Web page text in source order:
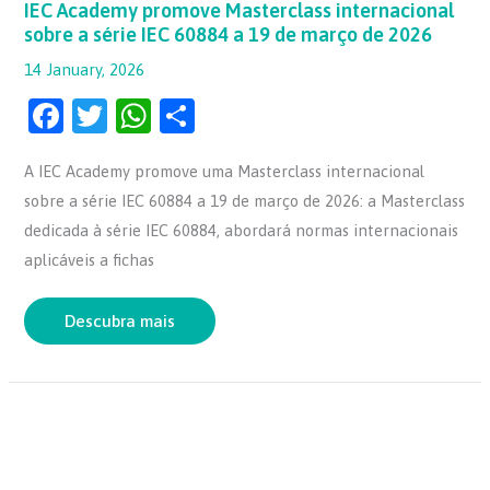
IEC Academy promove Masterclass internacional
sobre a série IEC 60884 a 19 de março de 2026
14 January, 2026
F
c
e
b
o
o
T
itt
er
W
at
s
A
p
p
ar
e
A IEC Academy promove uma Masterclass internacional
sobre a série IEC 60884 a 19 de março de 2026: a Masterclass
dedicada à série IEC 60884, abordará normas internacionais
aplicáveis a fichas
Descubra mais